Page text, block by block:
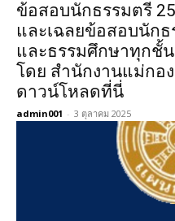
ข้อสอบนักธรรมตรี
และเฉลยข้อสอบนักธ
และธรรมศึกษาทุกชั้
โดย สำนักงานแม่กอ
ดาวน์โหลดที่นี่
admin001 - 3 ตุลาคม 2025